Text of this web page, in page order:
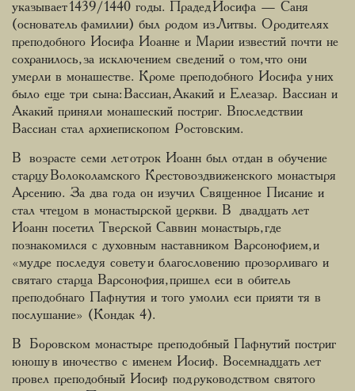
указывает 1439/1440 годы. Прадед Иосифа — Саня
(основатель фамилии) был родом из Литвы. О родителях
преподобного Иосифа Иоанне и Марии известий почти не
сохранилось, за исключением сведений о том, что они
умерли в монашестве. Кроме преподобного Иосифа у них
было еще три сына: Вассиан, Акакий и Елеазар. Вассиан и
Акакий приняли монашеский постриг. Впоследствии
Вассиан стал архиепископом Ростовским.
В возрасте семи лет отрок Иоанн был отдан в обучение
старцу Волоколамского Крестовоздвиженского монастыря
Арсению. За два года он изучил Священное Писание и
стал чтецом в монастырской церкви. В двадцать лет
Иоанн посетил Тверской Саввин монастырь, где
познакомился с духовным наставником Варсонофием, и
«мудре последуя совету и благословению прозорливаго и
святаго старца Варсонофия, пришел еси в обитель
преподобнаго Пафнутия и того умолил еси прияти тя в
послушание» (Кондак 4).
В Боровском монастыре преподобный Пафнутий постриг
юношу в иночество с именем Иосиф. Восемнадцать лет
провел преподобный Иосиф под руководством святого